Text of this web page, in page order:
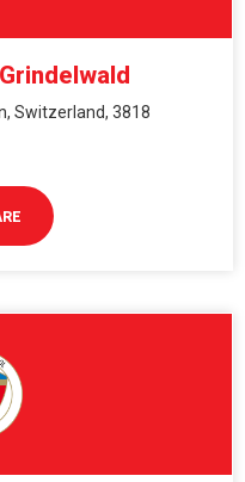
Switzerland, 3818